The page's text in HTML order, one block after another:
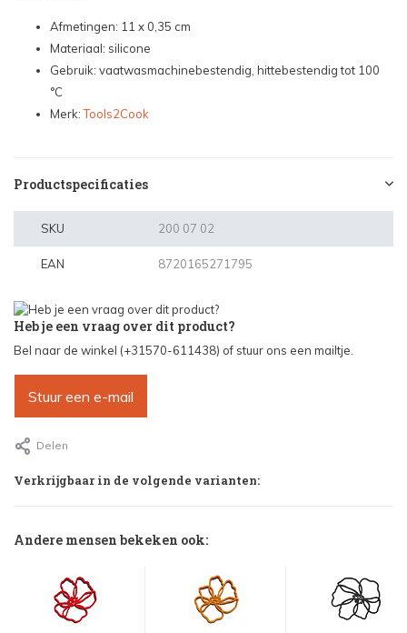
Afmetingen: 11 x 0,35 cm
Materiaal: silicone
Gebruik: vaatwasmachinebestendig, hittebestendig tot 100
°C
Merk:Tools2Cook
Productspecificaties
SKU 200 07 02
EAN 8720165271795
Heb je een vraag over dit product?
Bel naar de winkel (+31570-611438) of stuur ons een mailtje.
Stuur een e-mail
Delen
Verkrijgbaar in de volgende varianten:
Andere mensen bekeken ook: